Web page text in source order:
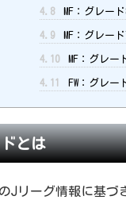
4.8 MF：グレー
4.9 MF：グレー
4.10 MF：グレー
4.11 FW：グレ
とは
Jリーグ情報に基